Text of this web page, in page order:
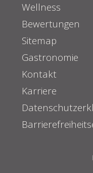
Wellness
Bewertungen
Sitemap
Gastronomie
Kontakt
Karriere